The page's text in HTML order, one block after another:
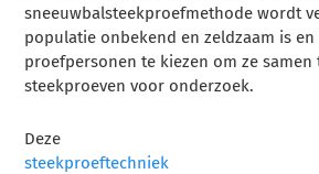
sneeuwbalsteekproefmethode wordt
populatie onbekend en zeldzaam is
proefpersonen te kiezen om ze samen
steekproeven voor onderzoek.
Deze
steekproeftechniek